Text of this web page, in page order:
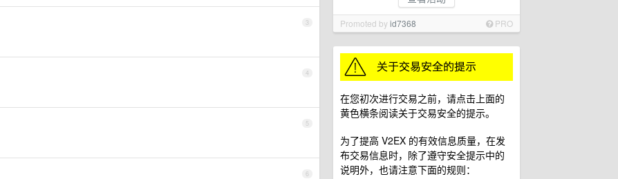
Promoted byid7368 PRO
在您初次进行交易之前，请点击上面的
黄色横条阅读关于交易安全的提示。
为了提高 V2EX 的有效信息质量，在发
布交易信息时，除了遵守安全提示中的
说明外，也请注意下面的规则：
3
4
5
6